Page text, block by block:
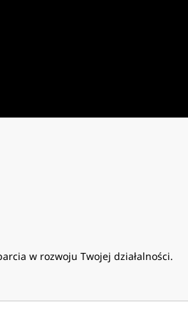
w rozwoju Twojej działalności.